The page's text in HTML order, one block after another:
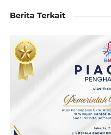
Berita Terkait